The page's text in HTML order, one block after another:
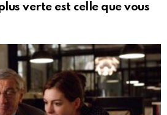
verte est celle que vous